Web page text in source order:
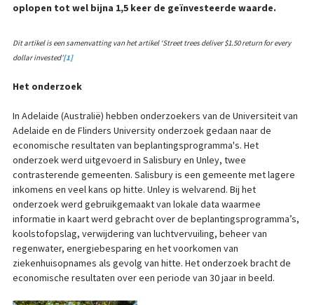
oplopen tot wel bijna 1,5 keer de geïnvesteerde waarde.
Dit artikel is een samenvatting van het artikel ‘Street trees deliver $1.50 return for every
dollar invested’[1]
Het onderzoek
In Adelaide (Australië) hebben onderzoekers van de Universiteit van
Adelaide en de Flinders University onderzoek gedaan naar de
economische resultaten van beplantingsprogramma's. Het
onderzoek werd uitgevoerd in Salisbury en Unley, twee
contrasterende gemeenten. Salisbury is een gemeente met lagere
inkomens en veel kans op hitte. Unley is welvarend. Bij het
onderzoek werd gebruikgemaakt van lokale data waarmee
informatie in kaart werd gebracht over de beplantingsprogramma’s,
koolstofopslag, verwijdering van luchtvervuiling, beheer van
regenwater, energiebesparing en het voorkomen van
ziekenhuisopnames als gevolg van hitte. Het onderzoek bracht de
economische resultaten over een periode van 30 jaar in beeld.